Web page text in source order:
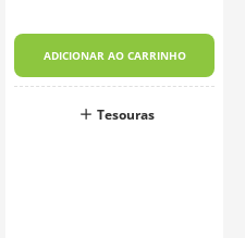
ADICIONAR AO CARRINHO
Tesouras